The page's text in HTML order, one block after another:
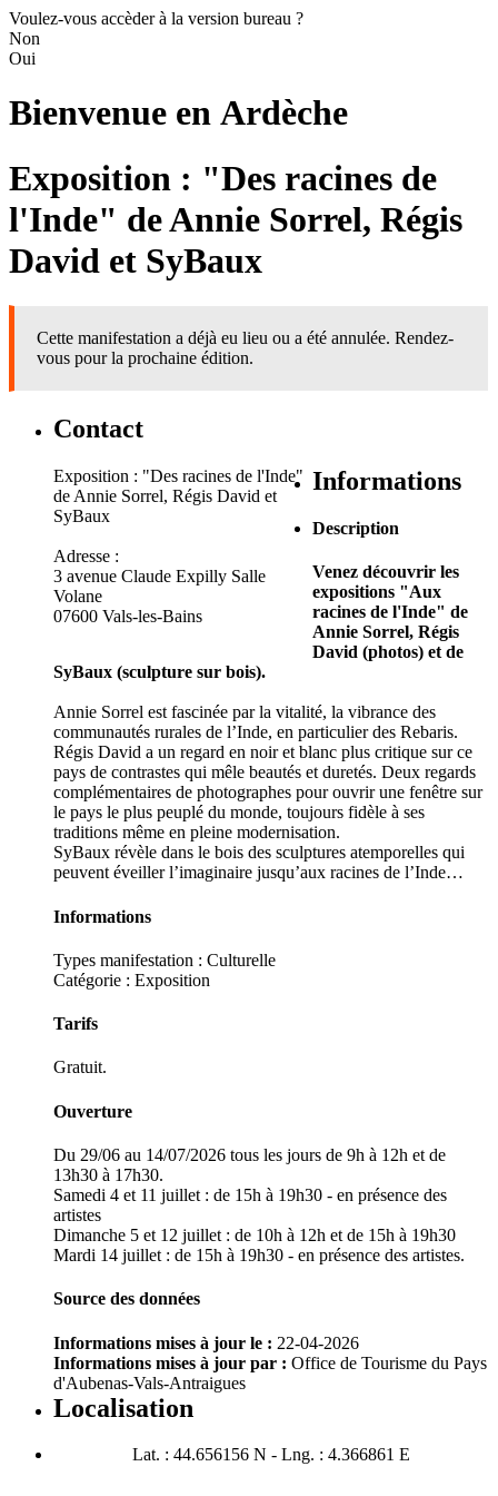
Voulez-vous accèder à la version bureau ?
Non
Oui
Bienvenue en Ardèche
Exposition : "Des racines de
l'Inde" de Annie Sorrel, Régis
David et SyBaux
Cette manifestation a déjà eu lieu ou a été annulée. Rendez-
vous pour la prochaine édition.
Contact
Exposition : "Des racines de l'Inde"
de Annie Sorrel, Régis David et
SyBaux
Adresse :
3 avenue Claude Expilly Salle
Volane
07600 Vals-les-Bains
Informations
Description
Venez découvrir les
expositions "Aux
racines de l'Inde" de
Annie Sorrel, Régis
David (photos) et de
SyBaux (sculpture sur bois).
Annie Sorrel est fascinée par la vitalité, la vibrance des
communautés rurales de l’Inde, en particulier des Rebaris.
Régis David a un regard en noir et blanc plus critique sur ce
pays de contrastes qui mêle beautés et duretés. Deux regards
complémentaires de photographes pour ouvrir une fenêtre sur
le pays le plus peuplé du monde, toujours fidèle à ses
traditions même en pleine modernisation.
SyBaux révèle dans le bois des sculptures atemporelles qui
peuvent éveiller l’imaginaire jusqu’aux racines de l’Inde…
Informations
Types manifestation : Culturelle
Catégorie : Exposition
Tarifs
Gratuit.
Ouverture
Du 29/06 au 14/07/2026 tous les jours de 9h à 12h et de
13h30 à 17h30.
Samedi 4 et 11 juillet : de 15h à 19h30 - en présence des
artistes
Dimanche 5 et 12 juillet : de 10h à 12h et de 15h à 19h30
Mardi 14 juillet : de 15h à 19h30 - en présence des artistes.
Source des données
Informations mises à jour le : 22-04-2026
Informations mises à jour par : Office de Tourisme du Pays
d'Aubenas-Vals-Antraigues
Localisation
Lat. : 44.656156 N - Lng. : 4.366861 E